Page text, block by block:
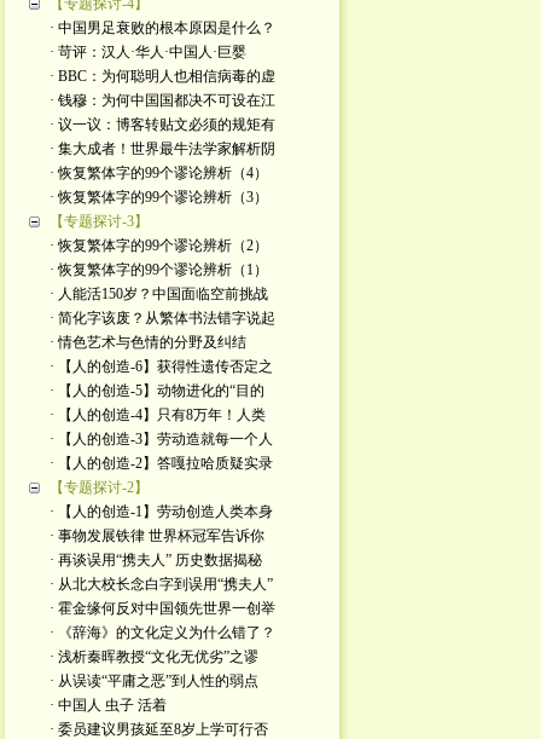
【专题探讨-4】
· 中国男足衰败的根本原因是什么？
· 苛评：汉人·华人·中国人·巨婴
· BBC：为何聪明人也相信病毒的虚
· 钱穆：为何中国国都决不可设在江
· 议一议：博客转贴文必须的规矩有
· 集大成者！世界最牛法学家解析阴
· 恢复繁体字的99个谬论辨析（4）
· 恢复繁体字的99个谬论辨析（3）
【专题探讨-3】
· 恢复繁体字的99个谬论辨析（2）
· 恢复繁体字的99个谬论辨析（1）
· 人能活150岁？中国面临空前挑战
· 简化字该废？从繁体书法错字说起
· 情色艺术与色情的分野及纠结
· 【人的创造-6】获得性遗传否定之
· 【人的创造-5】动物进化的“目的
· 【人的创造-4】只有8万年！人类
· 【人的创造-3】劳动造就每一个人
· 【人的创造-2】答嘎拉哈质疑实录
【专题探讨-2】
· 【人的创造-1】劳动创造人类本身
· 事物发展铁律 世界杯冠军告诉你
· 再谈误用“携夫人” 历史数据揭秘
· 从北大校长念白字到误用“携夫人”
· 霍金缘何反对中国领先世界一创举
· 《辞海》的文化定义为什么错了？
· 浅析秦晖教授“文化无优劣”之谬
· 从误读“平庸之恶”到人性的弱点
· 中国人 虫子 活着
· 委员建议男孩延至8岁上学可行否